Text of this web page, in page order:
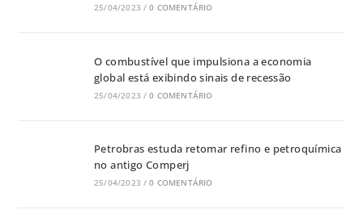
25/04/2023 / 0 COMENTÁRIO
O combustível que impulsiona a economia
global está exibindo sinais de recessão
25/04/2023 / 0 COMENTÁRIO
Petrobras estuda retomar refino e petroquímica
no antigo Comperj
25/04/2023 / 0 COMENTÁRIO